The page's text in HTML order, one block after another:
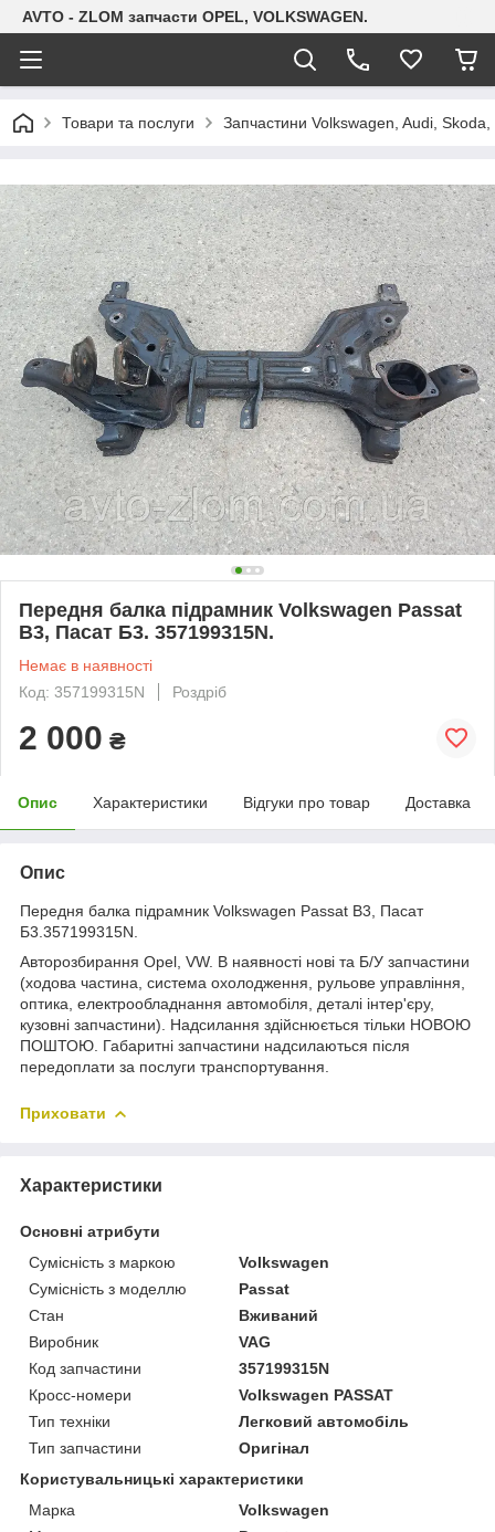
AVTO - ZLOM запчасти OPEL, VOLKSWAGEN.
Товари та послуги Запчастини Volkswagen, Audi, Skoda,
Передня балка підрамник Volkswagen Passat
B3, Пасат Б3. 357199315N.
Немає в наявності
Код: 357199315N
Роздріб
2 000 ₴
Опис Характеристики Відгуки про товар Доставка
Опис
Передня балка підрамник Volkswagen Passat B3, Пасат
Б3.357199315N.
Авторозбирання Opel, VW. В наявності нові та Б/У запчастини
(ходова частина, система охолодження, рульове управління,
оптика, електрообладнання автомобіля, деталі інтер'єру,
кузовні запчастини). Надсилання здійснюється тільки НОВОЮ
ПОШТОЮ. Габаритні запчастини надсилаються після
передоплати за послуги транспортування.
Приховати
Характеристики
Основні атрибути
Сумісність з маркою
Volkswagen
Сумісність з моделлю
Passat
Стан
Вживаний
Виробник
VAG
Код запчастини
357199315N
Кросс-номери
Volkswagen PASSAT
Тип техніки
Легковий автомобіль
Тип запчастини
Оригінал
Користувальницькі характеристики
Марка
Volkswagen